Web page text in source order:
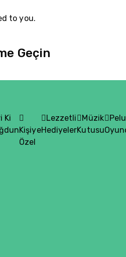
to you.
Geçin
Ki
Kişiye
Özel
Lezzetli
Hediyeler
Müzik
Kutusu